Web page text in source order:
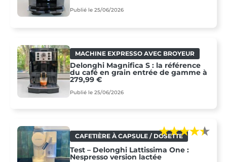
Publié le 25/06/2026
MACHINE EXPRESSO AVEC BROYEUR
Delonghi Magnifica S : la référence
du café en grain entrée de gamme à
279,99 €
Publié le 25/06/2026
CAFETIÈRE À CAPSULE / DOSETTE
Test – Delonghi Lattissima One :
Nespresso version lactée